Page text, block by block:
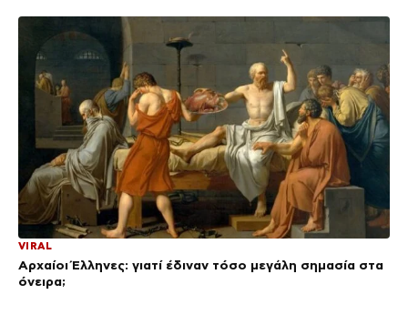
VIRAL
Αρχαίοι Έλληνες: γιατί έδιναν τόσο μεγάλη σημασία στα
όνειρα;